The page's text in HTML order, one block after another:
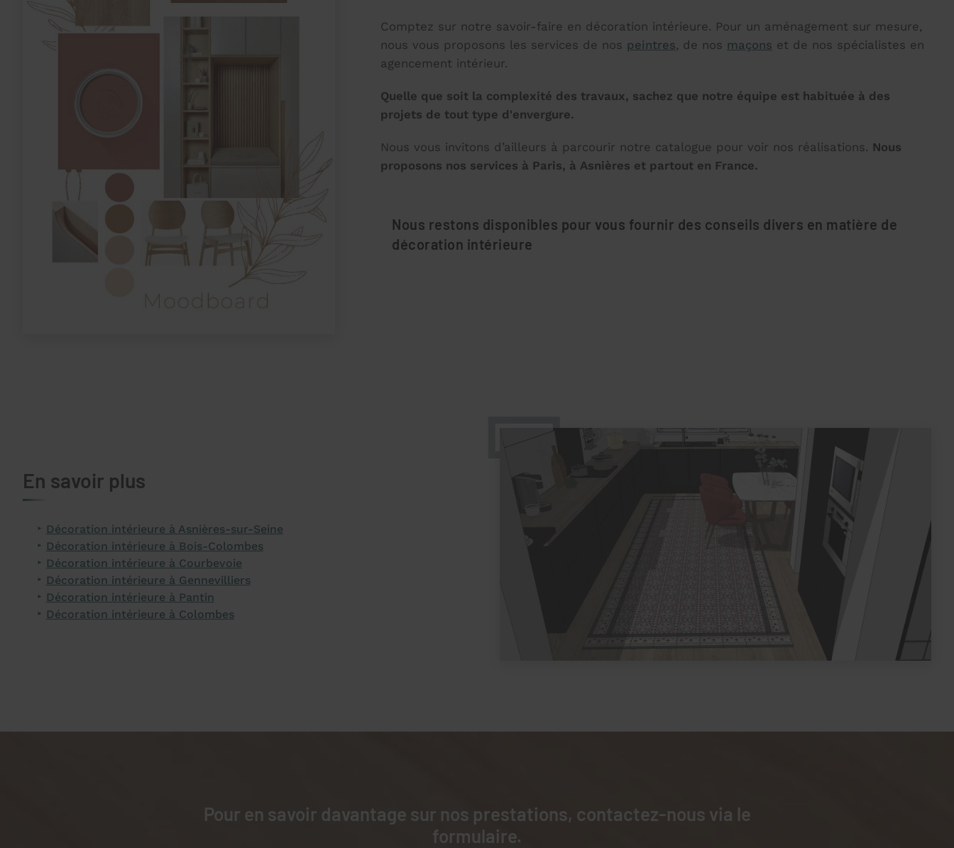
Comptez sur notre savoir-faire en décoration intérieure. Pour un aménagement sur mesure,
nous vous proposons les services de nos peintres, de nos maçons et de nos spécialistes en
agencement intérieur.
Quelle que soit la complexité des travaux, sachez que notre équipe est habituée à des
projets de tout type d'envergure.
Nous vous invitons d’ailleurs à parcourir notre catalogue pour voir nos réalisations. Nous
proposons nos services à Paris, à Asnières et partout en France.
Nous restons disponibles pour vous fournir des conseils divers en matière de
décoration intérieure
En savoir plus
Décoration intérieure à Asnières-sur-Seine
Décoration intérieure à Bois-Colombes
Décoration intérieure à Courbevoie
Décoration intérieure à Gennevilliers
Décoration intérieure à Pantin
Décoration intérieure à Colombes
Pour en savoir davantage sur nos prestations, contactez-nous via le
formulaire.